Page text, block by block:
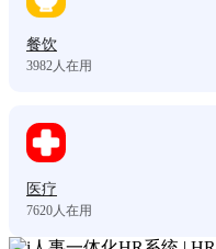
餐饮
3982人在用
医疗
7620人在用